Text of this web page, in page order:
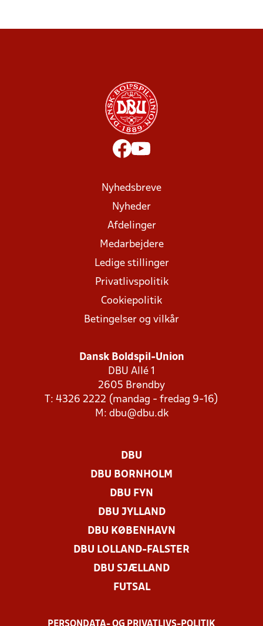
Nyhedsbreve
Nyheder
Afdelinger
Medarbejdere
Ledige stillinger
Privatlivspolitik
Cookiepolitik
Betingelser og vilkår
Dansk Boldspil-Union
DBU Allé 1
2605 Brøndby
T: 4326 2222 (mandag - fredag 9-16)
M: dbu@dbu.dk
DBU
DBU BORNHOLM
DBU FYN
DBU JYLLAND
DBU KØBENHAVN
DBU LOLLAND-FALSTER
DBU SJÆLLAND
FUTSAL